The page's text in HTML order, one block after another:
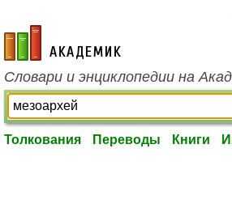
academic.ru
Словари и энциклопедии на
Толкования Переводы Книги